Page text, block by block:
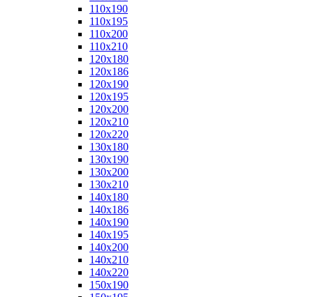
110x190
110x195
110x200
110x210
120x180
120x186
120x190
120x195
120x200
120x210
120x220
130x180
130x190
130x200
130x210
140x180
140x186
140x190
140x195
140x200
140x210
140x220
150x190